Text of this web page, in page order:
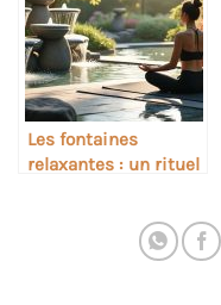
Les fontaines
relaxantes : un rituel